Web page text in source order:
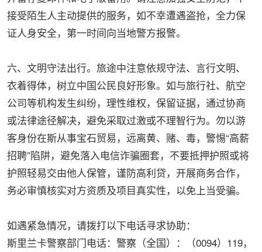
接受陌生人主动提供的服务，如不幸遭遇盗抢，全力保
证人身安全，第一时间向当地警方报警。
六、文明守法出行。旅途中注意依规守法、言行文明、
衣着得体，树立中国公民良好形象。如与旅行社、航空
公司等机构发生纠纷，理性维权，保留证据，通过协商
或法律途径解决，避免采取过激或不理智行为。勿以游
客身份在斯从事宝石贸易，远离黄、赌、毒，警惕“高薪
招聘”陷阱，避免落入电信诈骗圈套，不要抵押护照或将
护照轻易交由他人保管，谨防高利贷，开展商务合作，
务必审慎核实对方资质及项目真实性，以免上当受骗。
如遇紧急情况，请拨打以下电话寻求协助：
斯里兰卡警察部门电话：警察（全国）：（0094）119，